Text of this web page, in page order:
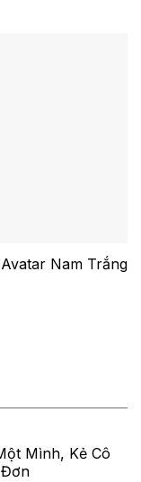
Nam Trắng
Mình, Kẻ Cô